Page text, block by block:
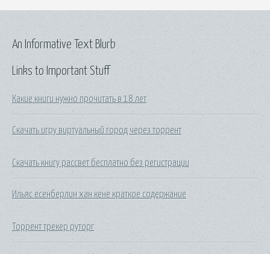
Links to Important Stuff
Какие книги нужно прочитать в 18 лет
Скачать игру виртуальный город через торрент
Скачать книгу рассвет бесплатно без регистрации
Ильяс есенберлин хан кене краткое содержание
Торрент трекер руторг
An Informative Text Blurb